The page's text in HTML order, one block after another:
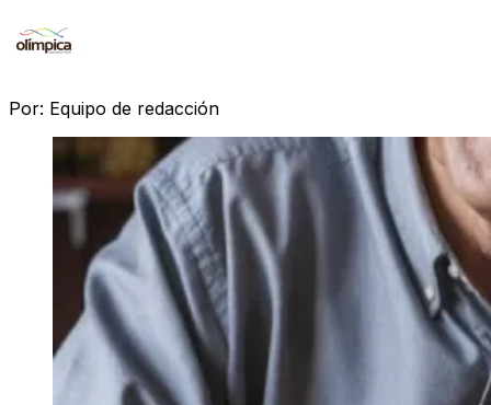
Por: Equipo de redacción